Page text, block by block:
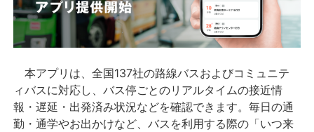
本アプリは、全国137社の路線バスおよびコミュニテ
ィバスに対応し、バス停ごとのリアルタイムの接近情
報・遅延・出発済み状況などを確認できます。毎日の通
勤・通学やお出かけなど、バスを利用する際の「いつ来